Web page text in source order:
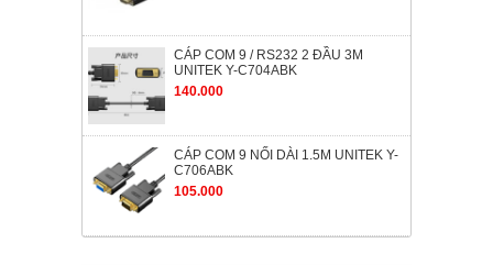
CÁP COM 9 / RS232 2 ĐẦU 3M
UNITEK Y-C704ABK
140.000
CÁP COM 9 NỐI DÀI 1.5M UNITEK Y-
C706ABK
105.000